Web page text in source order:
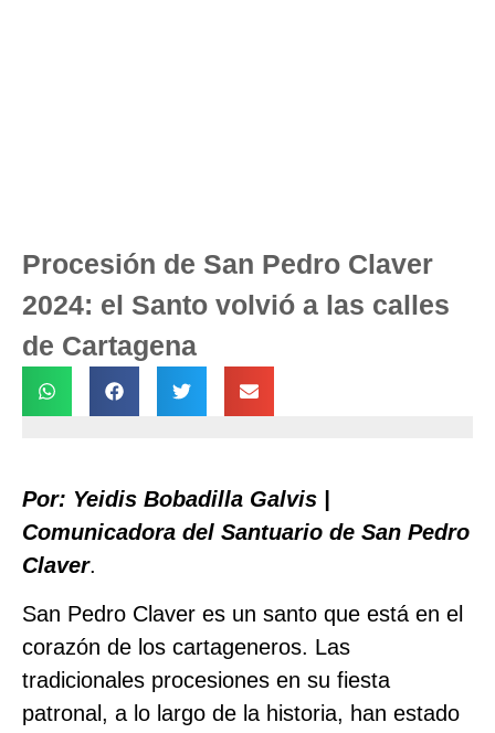
Procesión de San Pedro Claver
2024: el Santo volvió a las calles
de Cartagena
Por: Yeidis Bobadilla Galvis |
Comunicadora del Santuario de San Pedro
Claver.
San Pedro Claver es un santo que está en el
corazón de los cartageneros. Las
tradicionales procesiones en su fiesta
patronal, a lo largo de la historia, han estado